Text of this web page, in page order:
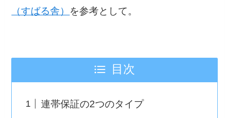
（すばる舎） を参考として。
目次
連帯保証の2つのタイプ